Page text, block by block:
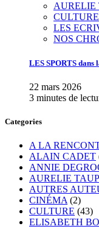
AURELIE
CULTURE
LES
NOS
LES SPORTS dans
22 mars 2026
3 minutes de
Categories
A LA
ALAIN CADET
ANNIE
AURELIE
AUTRES
CINÉMA (2)
CULTURE (43)
ELISABETH